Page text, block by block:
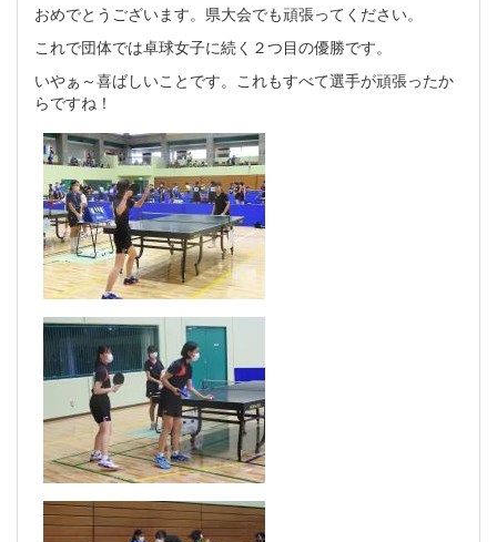
おめでとうございます。県大会でも頑張ってください。
これで団体では卓球女子に続く２つ目の優勝です。
いやぁ～喜ばしいことです。これもすべて選手が頑張ったか
らですね！